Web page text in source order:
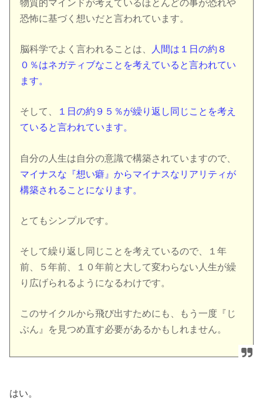
物質的マインドが考えているほとんどの事が恐れや
恐怖に基づく想いだと言われています。
脳科学でよく言われることは、
人間は１日の約８
０％はネガティブなことを考えていると言われてい
ます。
そして、
１日の約９５％が繰り返し同じことを考え
ていると言われています。
自分の人生は自分の意識で構築されていますので、
マイナスな『想い癖』からマイナスなリアリティが
構築されることになります。
とてもシンプルです。
そして繰り返し同じことを考えているので、１年
前、５年前、１０年前と大して変わらない人生が繰
り広げられるようになるわけです。
このサイクルから飛び出すためにも、もう一度『じ
ぶん』を見つめ直す必要があるかもしれません。
はい。